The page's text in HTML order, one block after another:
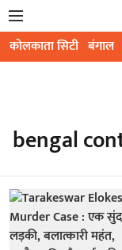
कोलकाता सिटी बंगाल
bengal